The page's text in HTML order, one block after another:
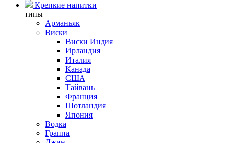
Крепкие напитки
типы
Арманьяк
Виски
Виски Индия
Ирландия
Италия
Канада
США
Тайвань
Франция
Шотландия
Япония
Водка
Граппа